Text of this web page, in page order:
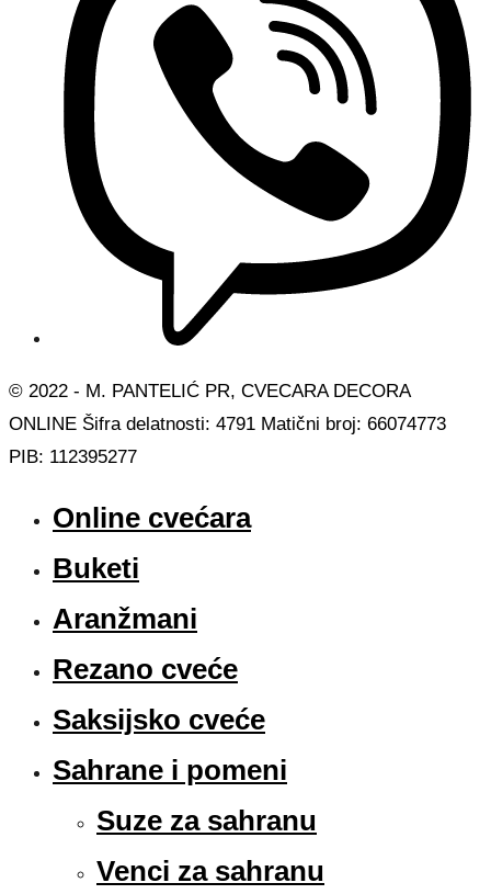
© 2022 - M. PANTELIĆ PR, CVECARA DECORA
ONLINE Šifra delatnosti: 4791 Matični broj: 66074773
PIB: 112395277
Online cvećara
Buketi
Aranžmani
Rezano cveće
Saksijsko cveće
Sahrane i pomeni
Suze za sahranu
Venci za sahranu